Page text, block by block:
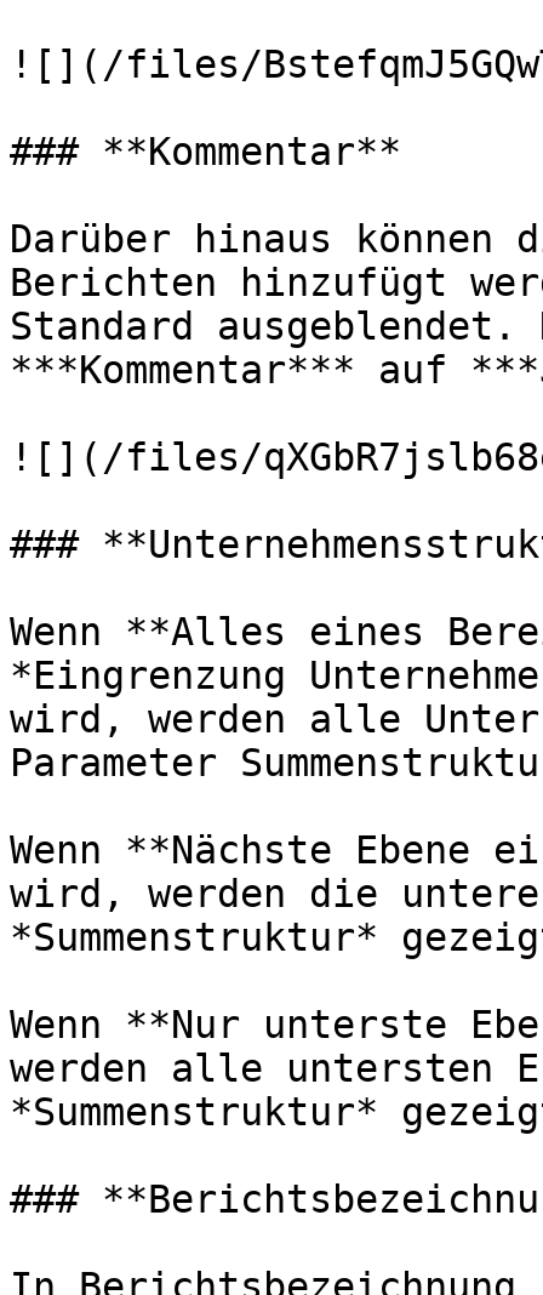
![](/files/
### **Kommentar**
Darüber hinaus können
Berichten hinzufügt
Standard ausgeblendet.
***Kommentar*** auf
![](/files/
###
Wenn **Alles eines
*Eingrenzung
wird, werden alle
Parameter
Wenn **Nächste Ebene
wird, werden die
*Summenstruktur*
Wenn **Nur unterste
werden alle untersten
*Summenstruktur*
###